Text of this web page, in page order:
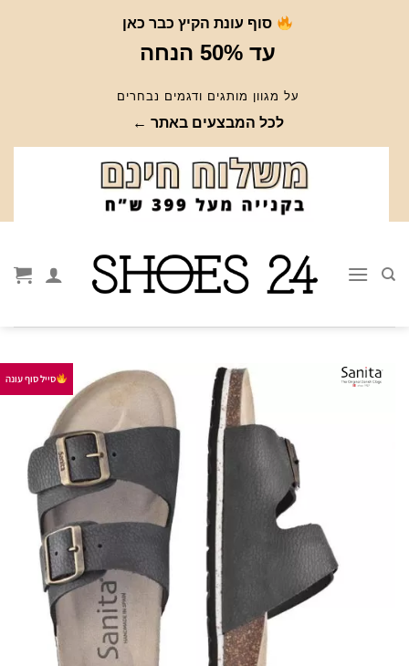
סוף עונת הקיץ כבר כאן
עד 50% הנחה
על מגוון מותגים ודגמים נבחרים
לכל המבצעים באתר ←
סייל סוף עונה